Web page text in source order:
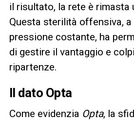
il risultato, la rete è rimasta
Questa sterilità offensiva,
pressione costante, ha
di gestire il vantaggio e
ripartenze.
Il dato Opta
Come evidenzia Opta, la